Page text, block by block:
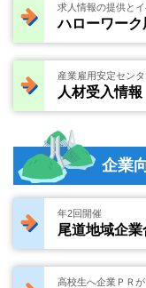
求人情報の提供と
ハローワーク
産業雇用安定セン
人材受入情報
企業
年2回開催
尾道地域企
高校生へ企業ＰＲ